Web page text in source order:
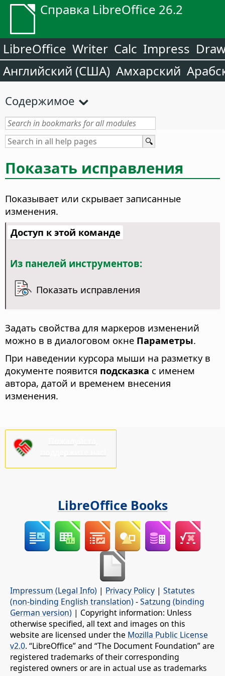
Справка LibreOffice 26.2
LibreOffice Writer Calc Impress
Английский (США) Амхарский
Содержимое
Показать исправления
Показывает или скрывает записанные
изменения.
Доступ к этой команде
Из панелей инструментов:
Показать исправления
Задать свойства для маркеров изменений
можно в в диалоговом окне Параметры.
При наведении курсора мыши на разметку в
документе появится подсказка с именем
автора, датой и временем внесения
изменения.
LibreOffice Books
Impressum (Legal Info) | Privacy Policy | Statutes
(non-binding English translation) -Satzung (binding
German version) | Copyright information: Unless
otherwise specified, all text and images on this
website are licensed under the Mozilla Public License
v2.0. “LibreOffice” and “The Document Foundation” are
registered trademarks of their corresponding
registered owners or are in actual use as trademarks